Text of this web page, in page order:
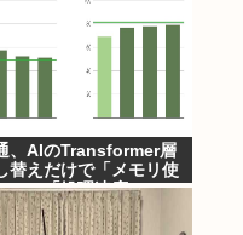
、AIのTransformer層
替えだけで「メモリ使
10」「処理速度475
なる魔改造を発表